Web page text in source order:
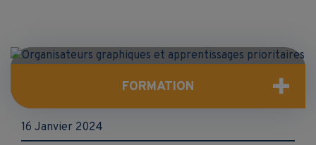
FORMATION
16 Janvier 2024